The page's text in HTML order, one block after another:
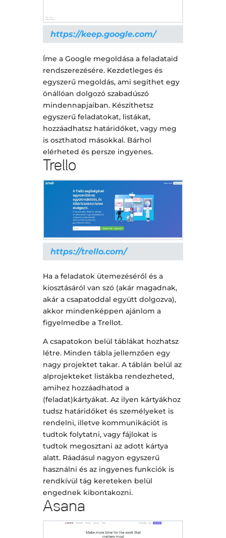
https://keep.google.com/
Íme a Google megoldása a feladataid
rendszerezésére. Kezdetleges és
egyszerű megoldás, ami segíthet egy
önállóan dolgozó szabadúszó
mindennapjaiban. Készíthetsz
egyszerű feladatokat, listákat,
hozzáadhatsz határidőket, vagy meg
is oszthatod másokkal. Bárhol
elérheted és persze ingyenes.
Trello
https://trello.com/
Ha a feladatok ütemezéséről és a
kiosztásáról van szó (akár magadnak,
akár a csapatoddal együtt dolgozva),
akkor mindenképpen ajánlom a
figyelmedbe a Trellot.
A csapatokon belül táblákat hozhatsz
létre. Minden tábla jellemzően egy
nagy projektet takar. A táblán belül az
alprojekteket listákba rendezheted,
amihez hozzáadhatod a
(feladat)kártyákat. Az ilyen kártyákhoz
tudsz határidőket és személyeket is
rendelni, illetve kommunikációt is
tudtok folytatni, vagy fájlokat is
tudtok megosztani az adott kártya
alatt. Ráadásul nagyon egyszerű
használni és az ingyenes funkciók is
rendkívül tág kereteken belül
engednek kibontakozni.
Asana